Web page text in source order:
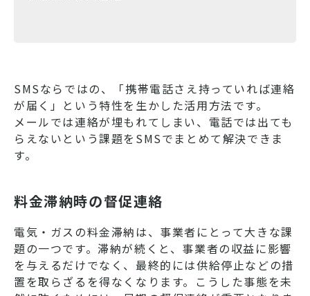
SMSならではの、「携帯電話さえ持っていれば連絡
が届く」という特性を生かした活用方法です。
メールでは連絡が埋もれてしまい、電話では出ても
らえないという課題をSMSでまとめて解決できま
す。
料金滞納時の督促連絡
電気・ガスの料金滞納は、事業者にとって大きな課
題の一つです。滞納が続くと、事業者の収益に影響
を与えるだけでなく、最終的には供給停止などの措
置を取らざるを得なくなります。こうした事態を未